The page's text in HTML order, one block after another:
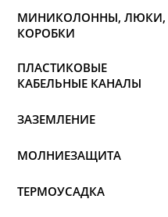
МИНИКОЛОННЫ, ЛЮКИ,
КОРОБКИ
ПЛАСТИКОВЫЕ
КАБЕЛЬНЫЕ КАНАЛЫ
ЗАЗЕМЛЕНИЕ
МОЛНИЕЗАЩИТА
ТЕРМОУСАДКА